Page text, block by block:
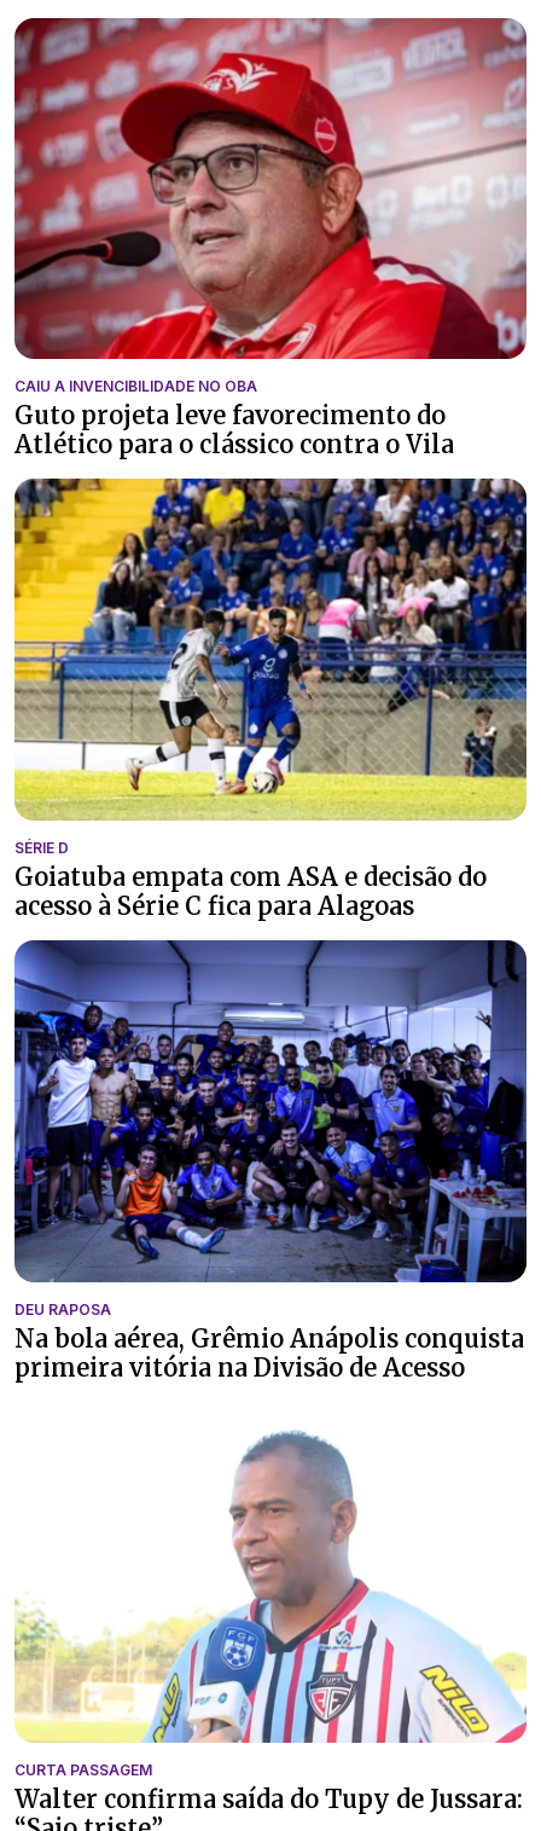
CAIU A INVENCIBILIDADE NO OBA
Guto projeta leve favorecimento do
Atlético para o clássico contra o Vila
SÉRIE D
Goiatuba empata com ASA e decisão do
acesso à Série C fica para Alagoas
DEU RAPOSA
Na bola aérea, Grêmio Anápolis conquista
primeira vitória na Divisão de Acesso
CURTA PASSAGEM
Walter confirma saída do Tupy de Jussara: